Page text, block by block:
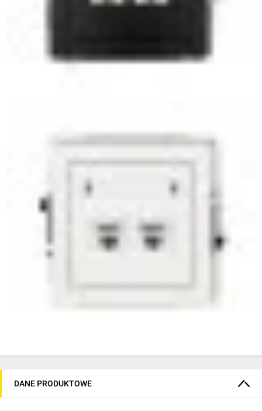
DANE PRODUKTOWE